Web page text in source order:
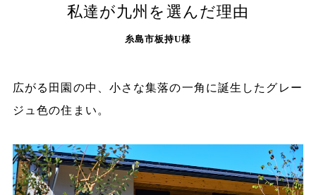
私達が九州を選んだ理由
糸島市板持U様
広がる田園の中、小さな集落の一角に誕生したグレー
ジュ色の住まい。